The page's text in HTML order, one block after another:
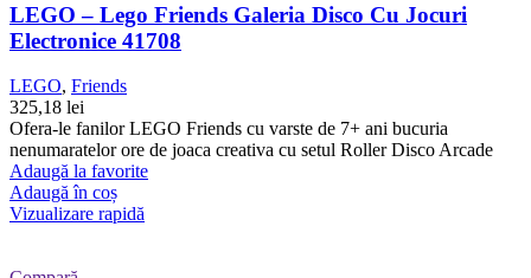
LEGO – Lego Friends Galeria Disco Cu Jocuri
Electronice 41708
LEGO, Friends
325,18 lei
Ofera-le fanilor LEGO Friends cu varste de 7+ ani bucuria
nenumaratelor ore de joaca creativa cu setul Roller Disco Arcade
Adaugă la favorite
Adaugă în coș
Vizualizare rapidă